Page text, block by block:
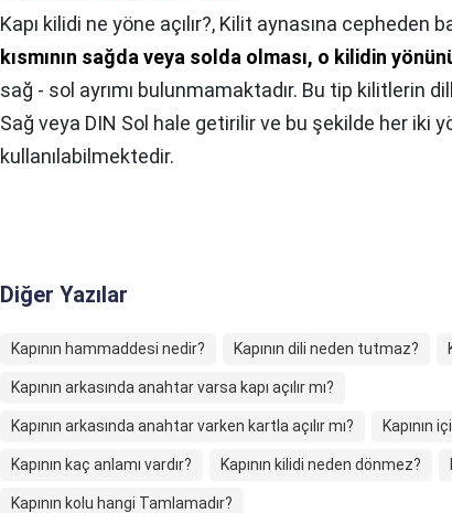
Kapı kilidi ne yöne açılır?, Kilit aynasına cepheden
kısmının sağda veya solda olması, o kilidin
sağ - sol ayrımı bulunmamaktadır. Bu tip kilitlerin
Sağ veya DIN Sol hale getirilir ve bu şekilde her iki
kullanılabilmektedir.
Diğer Yazılar
Kapının hammaddesi nedir? Kapının dili neden tutmaz?
Kapının arkasında anahtar varsa kapı açılır mı?
Kapının arkasında anahtar varken kartla açılır mı? Kapının
Kapının kaç anlamı vardır? Kapının kilidi neden dönmez?
Kapının kolu hangi Tamlamadır?